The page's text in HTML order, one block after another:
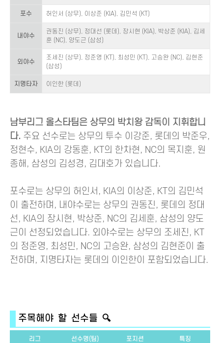
포수 허인서 (상무), 이상준 (KIA), 김민석 (KT)
내야수
권동진 (상무), 정대선 (롯데), 장시현 (KIA), 박상준 (KIA), 김세
훈 (NC), 양도근 (삼성)
외야수
조세진 (상무), 정준영 (KT), 최성민 (KT), 고승완 (NC), 김현준
(삼성)
지명타자 이인한 (롯데)
남부리그 올스타팀은 상무의 박치왕 감독이 지휘합니
다. 주요 선수로는 상무의 투수 이강준, 롯데의 박준우,
정현수, KIA의 강동훈, KT의 한차현, NC의 목지훈, 원
종해, 삼성의 김성경, 김대호가 있습니다.
포수로는 상무의 허인서, KIA의 이상준, KT의 김민석
이 출전하며, 내야수로는 상무의 권동진, 롯데의 정대
선, KIA의 장시현, 박상준, NC의 김세훈, 삼성의 양도
근이 선정되었습니다. 외야수로는 상무의 조세진, KT
의 정준영, 최성민, NC의 고승완, 삼성의 김현준이 출
전하며, 지명타자는 롯데의 이인한이 포함되었습니다.
주목해야 할 선수들 🔍
리그 선수명(팀) 포지션 특징